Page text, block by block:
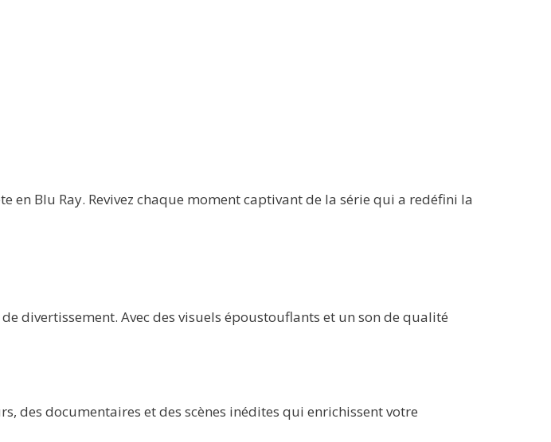
en Blu Ray. Revivez chaque moment captivant de la série qui a redéfini la
divertissement. Avec des visuels époustouflants et un son de qualité
des documentaires et des scènes inédites qui enrichissent votre